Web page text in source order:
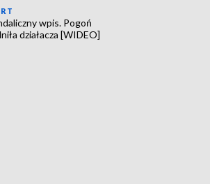
wpis. Pogoń
działacza [WIDEO]